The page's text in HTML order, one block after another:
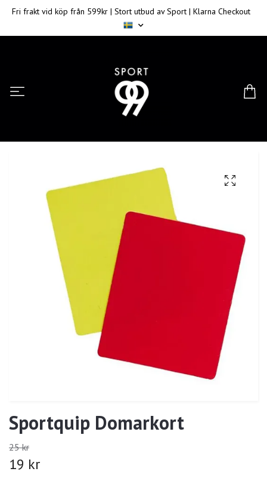
Fri frakt vid köp från 599kr | Stort utbud av Sport | Klarna Checkout
Sportquip Domarkort
25 kr
19 kr